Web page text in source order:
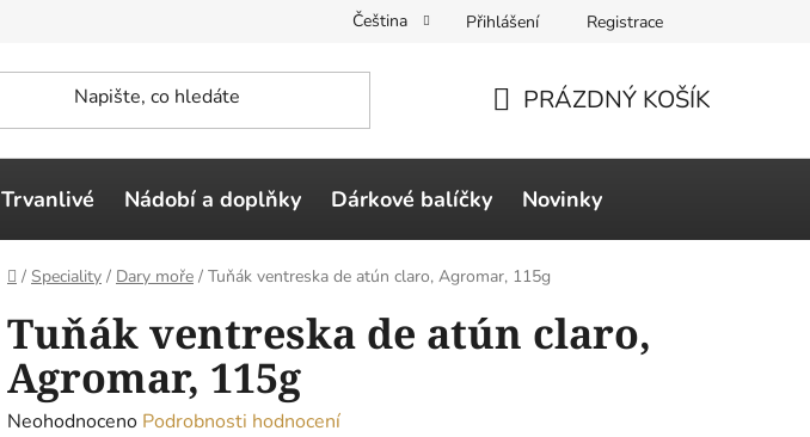
Čeština Přihlášení Registrace
KOŠÍK
PRÁZDNÝ KOŠÍK
Trvanlivé Nádobí a doplňky Dárkové balíčky Novinky
Domů
/ Speciality / Dary moře / Tuňák ventreska de atún claro, Agromar, 115g
Tuňák ventreska de atún claro,
Agromar, 115g
Průměrné
Neohodnoceno Podrobnosti hodnocení